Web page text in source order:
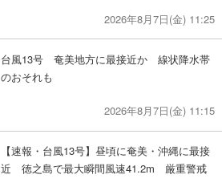
2026年8月7日(金) 11:25
台風13号 奄美地方に最接近か 線状降水帯
のおそれも
2026年8月7日(金) 11:15
【速報・台風13号】昼頃に奄美・沖縄に最接
近 徳之島で最大瞬間風速41.2m 厳重警戒